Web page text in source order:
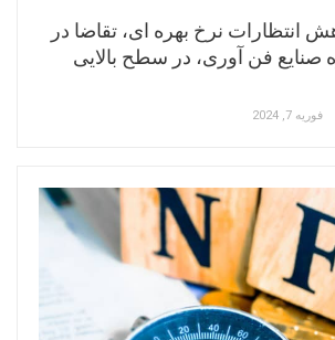
انتظارات نرخ بهره ای، تقاضا در
صنایع فن آوری، در سطح بالایی
فوریه 7, 2024